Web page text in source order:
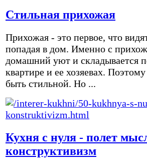
Стильная прихожая
Прихожая - это первое, что
попадая в дом. Именно с
домашний уют и складывается
квартире и ее хозяевах.
быть стильной. Но ...
Кухня с нуля - полет
конструктивизм